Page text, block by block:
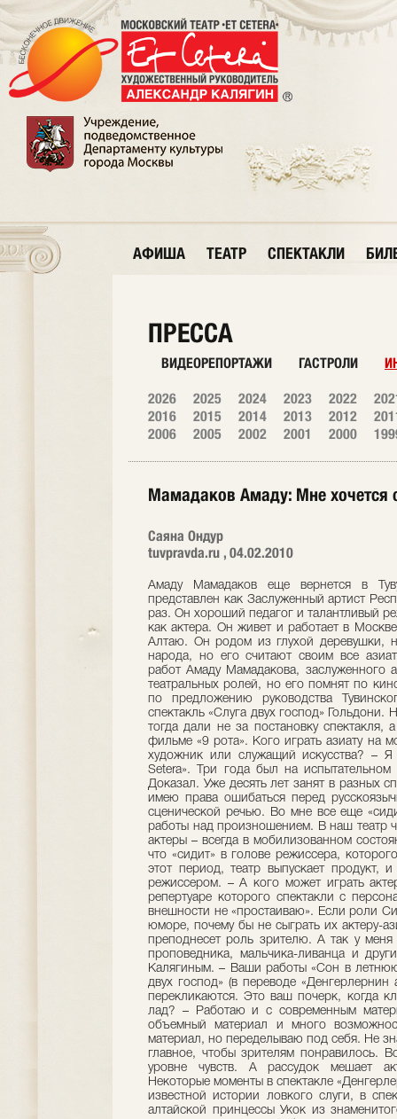
АФИША ТЕАТР СПЕКТАКЛИ
ПРЕССА
ВИДЕОРЕПОРТАЖИ ГАСТРОЛИ
2026 2025 2024 2023 2022
2016
2015 2014 2013 2012
2006
2005 2002 2001 2000
Мамадаков Амаду: Мне хочется
Саяна Ондур
tuvpravda.ru , 04.02.2010
Амаду Мамадаков еще вернется в Туву На афише московского театра он представлен как Заслуженный артист Республики Тыва, но в Туве был только один раз. Он хороший педагог и талантливый режиссер, но его в основном знают только как актера. Он живет и работает в Москве, но всей душой предан только Горному Алтаю. Он родом из глухой деревушки, но его знает вся страна. Он сын своего народа, но его считают своим все азиатские республики. В послужном списке работ Амаду Мамадакова, заслуженного артиста Республик Алтай и Тыва немало театральных ролей, но его помнят по киноработам «Звезда» и «9 рота». Год назад по предложению руководства Тувинского театра Амаду Мамадаков поставил спектакль «Слуга двух господ» Гольдони. Но звание заслуженного артиста Тувы ему тогда дали не за постановку спектакля, а за суровую правду афган­ской войны в фильме «9 рота». Кого играть азиату на московской сцене?– Амаду, вы свободный художник или служащий искусства? – Я актер театра Александра Калягина «Et Setera». Три года был на испытательном сроке – доказывал, что могу работать. Доказал. Уже десять лет занят в разных спектаклях. Много работаю над собой. Не имею права ошибаться перед русскоязычным зрителем, и постоянно занимаюсь сценической речью. Во мне все еще «сидит» акцент, который требует тщательной работы над произношением. В наш театр часто приходят новые режиссеры. И мы – актеры – всегда в мобилизованном состоянии, потому что должны реализовать то, что «сидит» в голове режиссера, которого видим впервые. Собираемся, работаем этот период, театр выпускает продукт, и дальше все повторяется уже с другим режиссером. – А кого может играть актер-азиат на сцене московского театра, в репертуаре которого спектакли с персонажами славянской наружности? – Из-за внешности не «простаиваю». Если роли Сидорова, Иванова, Петрова построены на юморе, почему бы не сыграть их актеру-азиату? Все зависит от того, как режиссер преподнесет роль зрителю. А так у меня есть и главные, и эпизодические роли: проповедника, мальчика-ливанца и другие. В одном спектакле играю в паре с Калягиным. – Ваши работы «Сон в летнюю ночь» с алтайскими актерами и «Слуга двух господ» (в переводе «Денгерлернин айбычызы») на тувинской сцене в чем-то перекликаются. Это ваш почерк, когда классика переигрывается на современный лад? – Работаю и с современным материалом, но только классика дает такой объемный материал и много возможностей. Получается, я беру классический материал, но переделываю под себя. Не знаю, кому-то нравится, кому-то нет. Самое главное, чтобы зрителям понравилось. Вообще спектакль надо воспринимать на уровне чувств. А рассудок мешает актерам полностью раскрепоститься. – Некоторые моменты в спектакле «Денгерлернин айбычызы» были непонятны. Кроме известной истории ловкого слуги, в спектакле заложен еще один пласт – тема алтайской принцессы Укок из знаменитого погребения. – Да, это так. Тема Укок меня волнует всегда. Я был на месте ее захоронения. На Алтае ставил спектакль «Чирчик», откуда взял монолог и дал Труффальдино из «Денгерлернин айбычызы». Боль о принцессе Укок перекочевала из моего алтайского спектакля в тувинский. Мне хотелось объединить Алтай и Туву. У наших народов много общего – национальные костюмы, обычаи и даже изиг-хан. Наши предки кочевали и угоняли друг у друга горячих коней. Укок и Аржаан появились в одну и ту же скифскую эпоху. Родство наших народов продолжается, хотя когда-то их разделили горы. У вас живут мои земляки, которые создали здесь семьи и остались жить. Природная органика азиатов – Чем стала для вас Тува? Возможностью подработать или…? – Приезд к вам для меня не зарабатывание денег, а возможность творить. У меня получилось здесь собрать команду единомышленников. В столице молодые режиссеры мечутся в поиске, не знают, как защитить дипломные работы. И это тогда, когда в республиках есть огромные здания театров, работающая система, замечательные актеры. Почему бы с ними не поработать. Многие в Москве живут и вкалывают, чтобы отдавать ей дань. Но чтобы узнать другие ценности, надо отъехать от Москвы. Перед поездкой с тувинских сайтов впитывал хорошее и плохое о Туве, читал разные мнения, ходил на «горбушку» за новым поступлением тувинской музыки. Параллельно подыскивал материал для постановки, отсматривал фотографии тувинских актеров, знакомился, прикидывал. И было так угодно небесам, что с моим рабочим графиком совпало все – оказались в Туве и группа «Хун-Хурту», и борцы хуреша Маадыр Монгуш, Алдын-оол Куулар, и известный горловик Конгар-оол Ондар. Все концы свились в один узел. – Вы воплотили какую-то часть творческой задумки в Туве, а не возникало мысли себя на своей родине реализовать? – Я делаю это. Своих сокурсников не бросаю, нахожу время, чтобы приехать ставить спектакли. Дружба закладывается в студенчестве, и важно в театре в дальнейшем сохранить студийность, чтобы актеры поняли, что они – костяк театра, его этап, эпоха. Как режиссер, стараюсь, чтобы актеры заново посмотрели друг на друга и открыли что-то